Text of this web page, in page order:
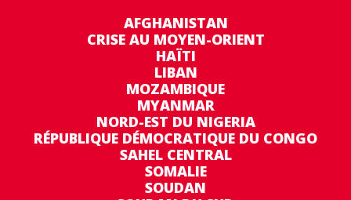
AFGHANISTAN
CRISE AU MOYEN-ORIENT
HAÏTI
LIBAN
MOZAMBIQUE
MYANMAR
NORD-EST DU NIGERIA
RÉPUBLIQUE DÉMOCRATIQUE DU CONGO
SAHEL CENTRAL
SOMALIE
SOUDAN